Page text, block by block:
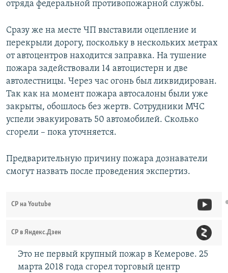
отряда федеральной противопожарной службы.
Сразу же на месте ЧП выставили оцепление и
перекрыли дорогу, поскольку в нескольких метрах
от автоцентров находится заправка. На тушение
пожара задействовали 14 автоцистерн и две
автолестницы. Через час огонь был ликвидирован.
Так как на момент пожара автосалоны были уже
закрыты, обошлось без жертв. Сотрудники МЧС
успели эвакуировать 50 автомобилей. Сколько
сгорели – пока уточняется.
Предварительную причину пожара дознаватели
смогут назвать после проведения экспертиз.
СР на Youtube
СР в Яндекс.Дзен
Это не первый крупный пожар в Кемерове. 25
марта 2018 года сгорел торговый центр